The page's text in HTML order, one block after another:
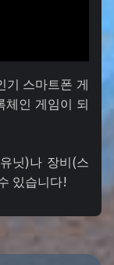
기 스마트폰 게
체인 게임이 되
닛)나 장비(스
있습니다!